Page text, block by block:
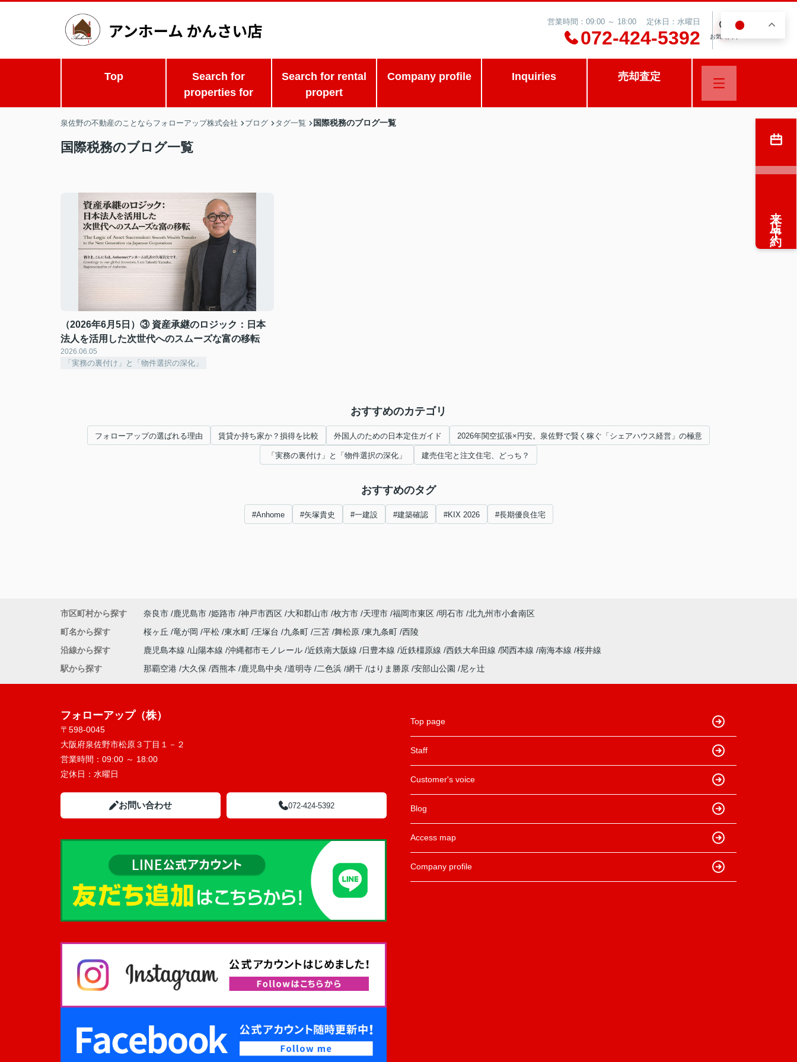
営業時間：09:00 ～ 18:00 定休日：水曜日
072-424-5392 お気に入り
Top
Search for
properties for
Search for rental
propert
Company profile Inquiries 売却査定
泉佐野の不動産のことならフォローアップ株式会社 ブログ タグ一覧 国際税務のブログ一覧
国際税務のブログ一覧
（2026年6月5日）③ 資産承継のロジック：日本
法人を活用した次世代へのスムーズな富の移転
2026.06.05
「実務の裏付け」と「物件選択の深化」
おすすめのカテゴリ
フォローアップの選ばれる理由 賃貸か持ち家か？損得を比較 外国人のための日本定住ガイド 2026年関空拡張×円安。泉佐野で賢く稼ぐ「シェアハウス経営」の極意
「実務の裏付け」と「物件選択の深化」 建売住宅と注文住宅、どっち？
おすすめのタグ
#Anhome #矢塚貴史 #一建設 #建築確認 #KIX 2026 #長期優良住宅
来店予約
市区町村から探す 奈良市 鹿児島市 姫路市 神戸市西区 大和郡山市 枚方市 天理市 福岡市東区 明石市 北九州市小倉南区
町名から探す
桜ヶ丘 竜が岡 平松 東水町 王塚台 九条町 三苫 舞松原 東九条町 西陵
沿線から探す
鹿児島本線 山陽本線 沖縄都市モノレール 近鉄南大阪線 日豊本線 近鉄橿原線 西鉄大牟田線 関西本線 南海本線 桜井線
駅から探す
那覇空港 大久保 西熊本 鹿児島中央 道明寺 二色浜 網干 はりま勝原 安部山公園 尼ヶ辻
フォローアップ（株）
〒598-0045
大阪府泉佐野市松原３丁目１－２
営業時間： 09:00 ～ 18:00
定休日： 水曜日
お問い合わせ 072-424-5392
Top page
Staff
Customer's voice
Blog
Access map
Company profile